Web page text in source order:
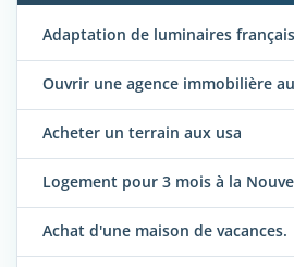
Adaptation de luminaires
Ouvrir une agence immobilière
Acheter un terrain aux usa
Logement pour 3 mois à la
Achat d'une maison de vacances.